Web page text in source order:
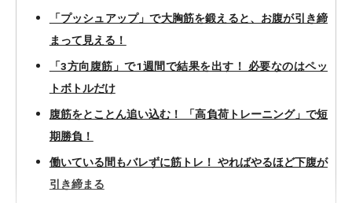
「プッシュアップ」で大胸筋を鍛えると、お腹が引き締
まって見える！
「3方向腹筋」で1週間で結果を出す！ 必要なのはペッ
トボトルだけ
腹筋をとことん追い込む！ 「高負荷トレーニング」で短
期勝負！
働いている間もバレずに筋トレ！ やればやるほど下腹が
引き締まる